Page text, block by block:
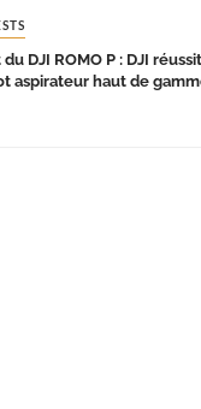
du DJI ROMO P : DJI
aspirateur haut de